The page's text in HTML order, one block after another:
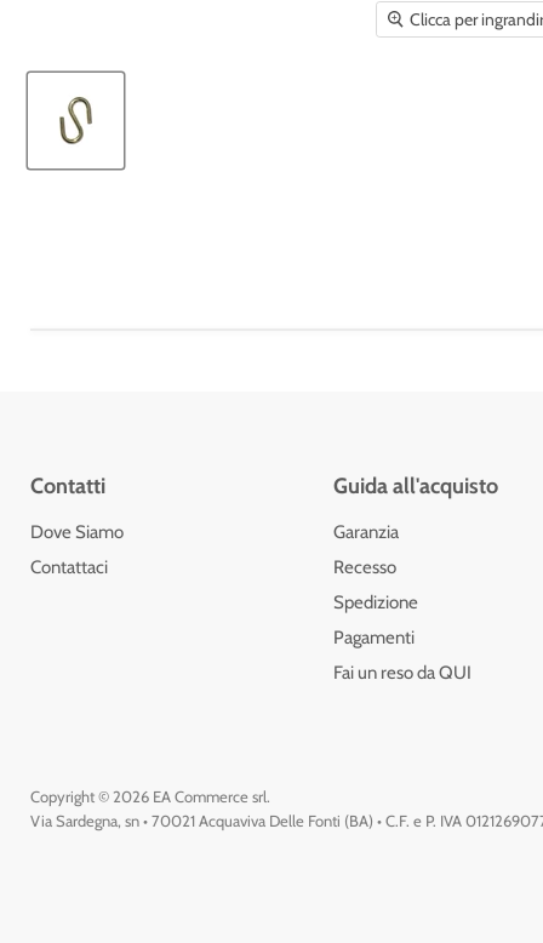
Clicca per
Contatti
Dove Siamo
Contattaci
Guida all'acquisto
Garanzia
Recesso
Spedizione
Pagamenti
Fai un reso da QUI
Copyright © 2026 EA Commerce srl.
Via Sardegna, sn • 70021 Acquaviva Delle Fonti (BA) • C.F. e P. IVA